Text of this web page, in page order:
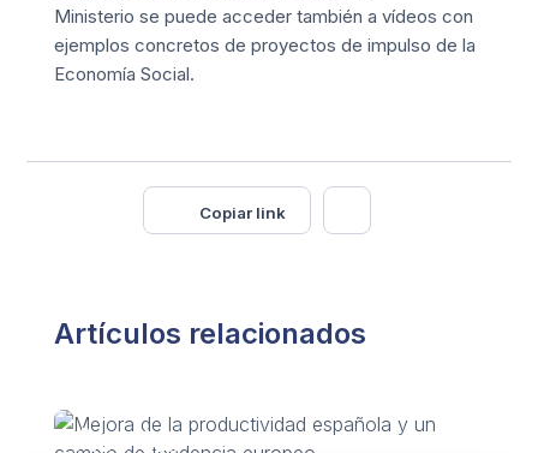
Ministerio se puede acceder también a vídeos con
ejemplos concretos de proyectos de impulso de la
Economía Social.
Copiar link
Artículos relacionados